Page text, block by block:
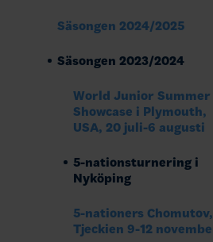
Säsongen 2024/2025
Säsongen 2023/2024
World Junior Summer
Showcase i Plymouth,
USA, 20 juli-6 augusti
5-nationsturnering i
Nyköping
5-nationers Chomutov,
Tjeckien 9-12